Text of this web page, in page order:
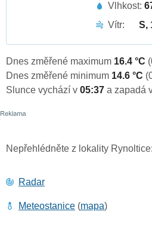
Vlhkost:
Vítr:
S,
Dnes změřené maximum 16.4 °C
Dnes změřené minimum 14.6 °C
Slunce vychází v 05:37 a zapadá
Nepřehlédněte z lokality Rynoltice:
Radar
Meteostanice (mapa)